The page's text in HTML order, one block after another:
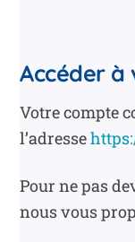
Accéder
Votre compte
l’adresse
Pour ne pas
nous vous